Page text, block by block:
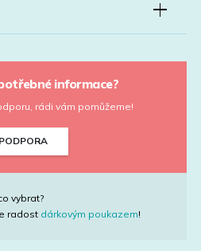
informace?
rádi vám pomůžeme!
PODPORA
vybrat?
radost dárkovým poukazem!